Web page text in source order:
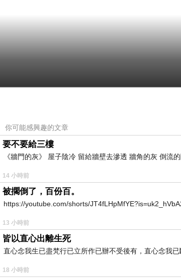
你可能感興趣的文章
要不要給三樓
《牆門的灰》 屋子陰冷 留給牆壁去滲透 牆角的灰 倒流
14 小時前
被擱倒了，百份百。
https://youtube.com/shorts/
13 小時前
皆以直心出離生死
直心念我生已盡梵行已立所作已辦不受後有，直心念我已
18 小時前